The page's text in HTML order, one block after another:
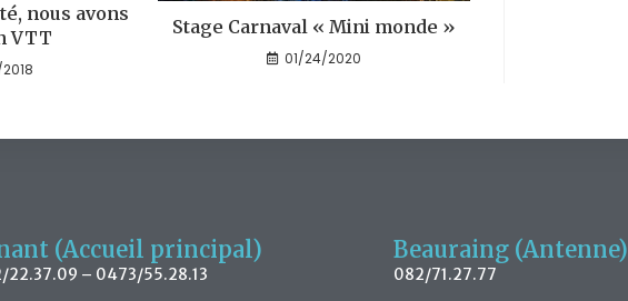
nous avons
VTT
Stage Carnaval « Mini monde »
01/24/2020
(Accueil principal)
22.37.09 – 0473/55.28.13
Beauraing (Antenne)
082/71.27.77